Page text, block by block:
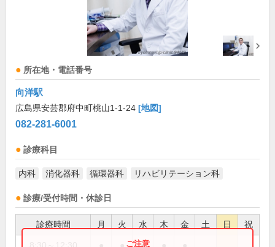
所在地・電話番号
向洋駅
広島県安芸郡府中町桃山1-1-24 [地図]
082-281-6001
診療科目
内科 消化器科 循環器科 リハビリテーション科
診療/受付時間・休診日
診療時間 月 火 水 木 金 土 日 祝